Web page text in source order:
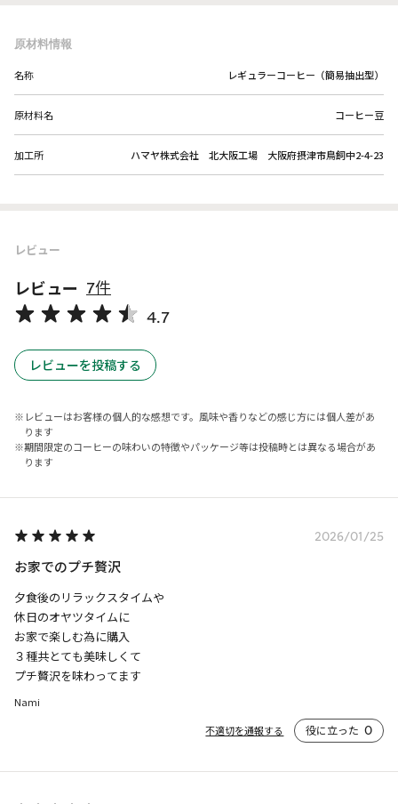
原材料情報
名称 レギュラーコーヒー（簡易抽出型）
原材料名 コーヒー豆
加工所 ハマヤ株式会社 北大阪工場 大阪府摂津市鳥飼中2-4-23
レビュー
レビュー 7件
4.7
レビューを投稿する
レビューはお客様の個人的な感想です。風味や香りなどの感じ方には個人差があ
ります
期間限定のコーヒーの味わいの特徴やパッケージ等は投稿時とは異なる場合があ
ります
2026/01/25
お家でのプチ贅沢
夕食後のリラックスタイムや
休日のオヤツタイムに
お家で楽しむ為に購入
３種共とても美味しくて
プチ贅沢を味わってます
Nami
不適切を通報する 役に立った 0